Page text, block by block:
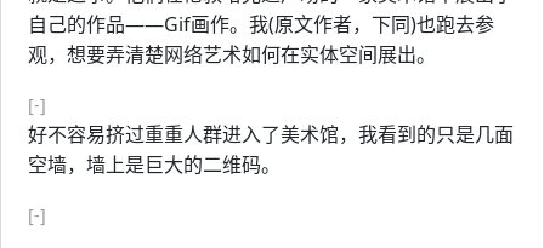
自己的作品——Gif画作。我(原文作者，下同)也跑去参
观，想要弄清楚网络艺术如何在实体空间展出。
[-]
好不容易挤过重重人群进入了美术馆，我看到的只是几面
空墙，墙上是巨大的二维码。
[-]